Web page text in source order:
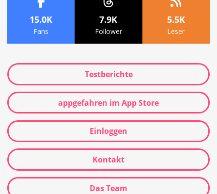
15.0K
Fans
7.9K
Follower
5.5K
Leser
Testberichte
appgefahren im App Store
Einloggen
Kontakt
Das Team